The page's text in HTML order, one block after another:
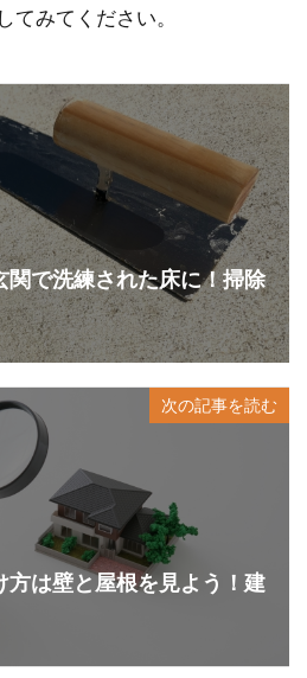
てみてください。
関で洗練された床に！掃除
次の記事を読む
方は壁と屋根を見よう！建